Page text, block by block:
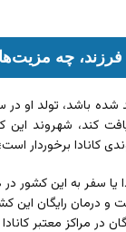
فرزند، چه
شده باشد، تولد او در
کند، شهروند
کانادا برخوردار است؛
یا سفر به این کشور
و درمان رایگان این
در مراکز معتبر کانادا